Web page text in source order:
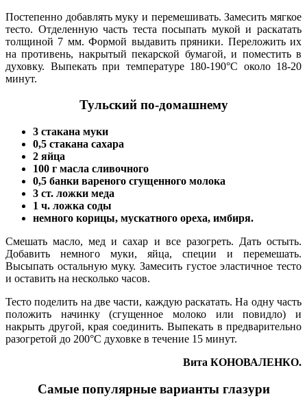
Постепенно добавлять муку и перемешивать. Замесить мягкое
тесто. Отделенную часть теста посыпать мукой и раскатать
толщиной 7 мм. Формой выдавить пряники. Переложить их
на противень, накрытый пекарской бумагой, и поместить в
духовку. Выпекать при температуре 180-190°С около 18-20
минут.
Тульский по-домашнему
3 стакана муки
0,5 стакана сахара
2 яйца
100 г масла сливочного
0,5 банки вареного сгущенного молока
3 ст. ложки меда
1 ч. ложка соды
немного корицы, мускатного ореха, имбиря.
Смешать масло, мед и сахар и все разогреть. Дать остыть.
Добавить немного муки, яйца, специи и перемешать.
Высыпать остальную муку. Замесить густое эластичное тесто
и оставить на несколько часов.
Тесто поделить на две части, каждую раскатать. На одну часть
положить начинку (сгущенное молоко или повидло) и
накрыть другой, края соединить. Выпекать в предварительно
разогретой до 200°С духовке в течение 15 минут.
Вита КОНОВАЛЕНКО.
Самые популярные варианты глазури